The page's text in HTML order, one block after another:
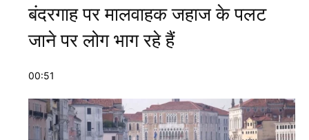
बंदरगाह पर मालवाहक जहाज के पलट
जाने पर लोग भाग रहे हैं
00:51